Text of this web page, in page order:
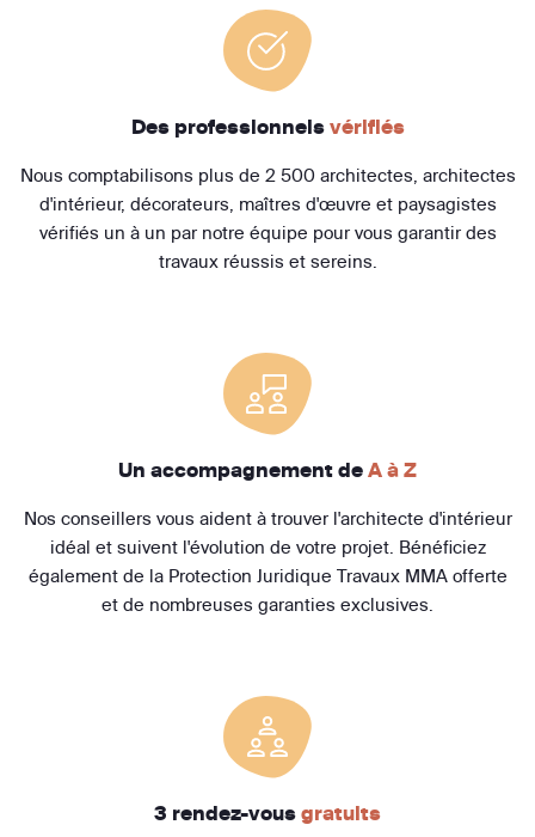
Des professionnels vérifiés
Nous comptabilisons plus de 2 500 architectes, architectes
d'intérieur, décorateurs, maîtres d'œuvre et paysagistes
vérifiés un à un par notre équipe pour vous garantir des
travaux réussis et sereins.
Un accompagnement de A à Z
Nos conseillers vous aident à trouver l'architecte d'intérieur
idéal et suivent l'évolution de votre projet. Bénéficiez
également de la Protection Juridique Travaux MMA offerte
et de nombreuses garanties exclusives.
3 rendez-vous gratuits